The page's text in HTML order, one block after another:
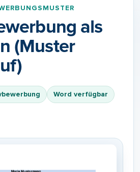
als
(Muster
Word verfügbar